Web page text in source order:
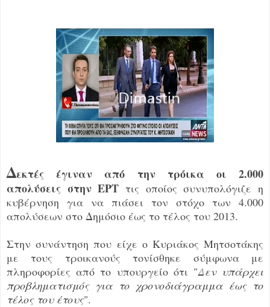
Δεκτές έγιναν από την τρόικα οι 2.000
απολύσεις στην ΕΡΤ τις οποίος συνυπολόγιζε η
κυβέρνηση για να πιάσει τον στόχο των 4.000
απολύσεων στο Δημόσιο έως το τέλος του 2013.
Στην συνάντηση που είχε ο Κυριάκος Μητσοτάκης
με τους τροικανούς τονίσθηκε σύμφωνα με
πληροφορίες από το υπουργείο ότι "Δεν υπάρχει
προβληματισμός για το χρονοδιάγραμμα έως το
τέλος του έτους".